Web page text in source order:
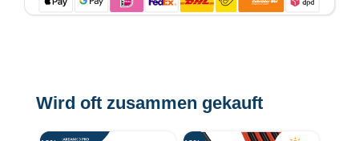
Wird oft zusammen gekauft